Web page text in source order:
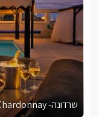
שרדונה- Chardonnay